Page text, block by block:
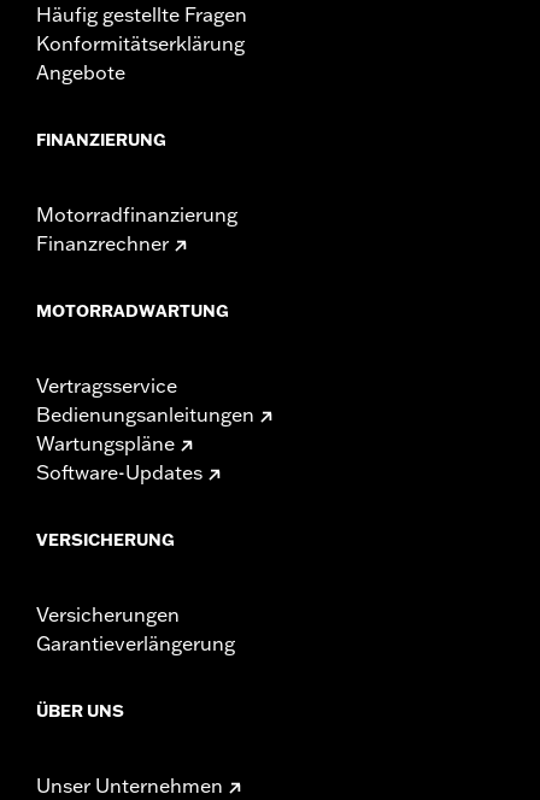
Häufig gestellte Fragen
Konformitätserklärung
Angebote
FINANZIERUNG
Motorradfinanzierung
Finanzrechner
MOTORRADWARTUNG
Vertragsservice
Bedienungsanleitungen
Wartungspläne
Software-Updates
VERSICHERUNG
Versicherungen
Garantieverlängerung
ÜBER UNS
Unser Unternehmen